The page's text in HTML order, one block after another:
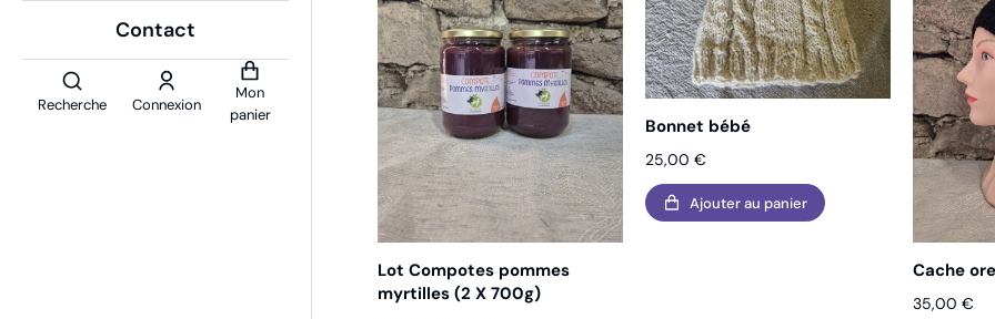
Lot Compotes pommes
myrtilles (2 X 700g)
Bonnet bébé
25,00 €
Ajouter au panier
Cache
35,00 €
Contact
Recherche Connexion
Mon
panier